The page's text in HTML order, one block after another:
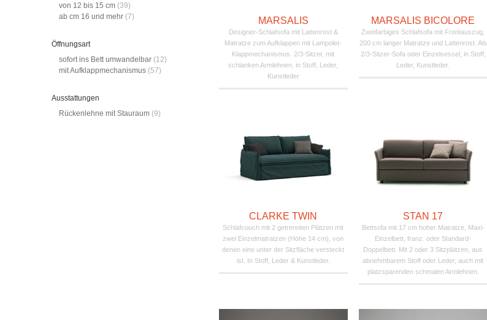
MARSALIS
Designer-Schlafsofa mit Lattenrost &
Matratze zum Aufklappen mit Lampolet-
Klappmechanismus. 2/3-Sitzer, mit
schlanken Armlehnen, in Stoff, Leder,
Kunstleder
MARSALIS BICOLORE
Zweifarbiges Schlafsofa mit Frontauszug,
200 cm langer Matratze und Lattenrost. Als
2/3-Sitzer-Sofa oder Einzelsessel, in Stoff,
Leder, Kunstleder.
CLARKE TWIN
Schlafcouch mit 2 getrennten Plätzen mit
zwei Einzelmatratzen (Höhe 14 cm), von
denen eine unter der Sitzfläche versteckt
ist. In Stoff, Leder & Kunstleder.
STAN 17
Bettsofa mit 17 cm hoher Matratze, Maxi-
Einzelbett, franz. oder Standard-
Doppelbett. Mit 2 oder 3 Sitzplätzen, aus
abnehmbarem Stoff oder Leder, auch mit
platzsparenden schmalen Armlehnen.
von 12 bis 15 cm (39)
ab cm 16 und mehr (7)
Öffnungsart
sofort ins Bett umwandelbar (12)
mit Aufklappmechanismus (57)
Ausstattungen
Rückenlehne mit Stauraum (9)